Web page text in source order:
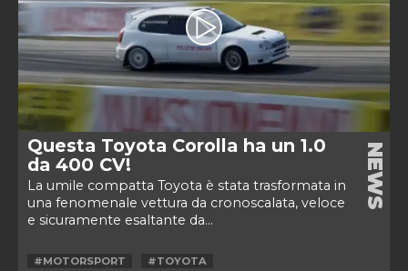
Questa Toyota Corolla ha un 1.0
da 400 CV!
La umile compatta Toyota è stata trasformata in
una fenomenale vettura da cronoscalata, veloce
e sicuramente esaltante da...
NEWS
#MOTORSPORT #TOYOTA